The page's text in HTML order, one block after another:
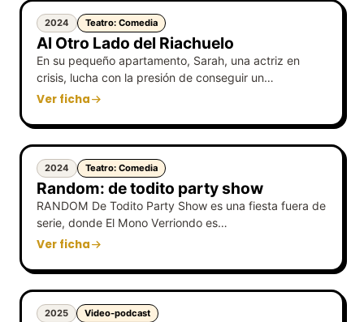
2024 Teatro: Comedia
Al Otro Lado del Riachuelo
En su pequeño apartamento, Sarah, una actriz en
crisis, lucha con la presión de conseguir un…
Ver ficha
2024 Teatro: Comedia
Random: de todito party show
RANDOM De Todito Party Show es una fiesta fuera de
serie, donde El Mono Verriondo es…
Ver ficha
2025 Video-podcast